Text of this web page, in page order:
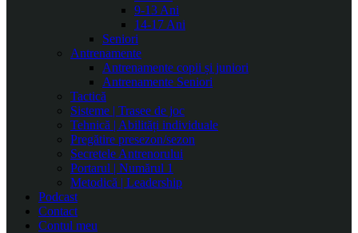
9-13 Ani
14-17 Ani
Seniori
Antrenamente
Antrenamente copii și juniori
Antrenamente Seniori
Tactică
Sisteme | Trasee de joc
Tehnică | Abilități individuale
Pregătire presezon/sezon
Secretele Antrenorului
Portarul | Numărul 1
Metodică | Leadership
Podcast
Contact
Contul meu